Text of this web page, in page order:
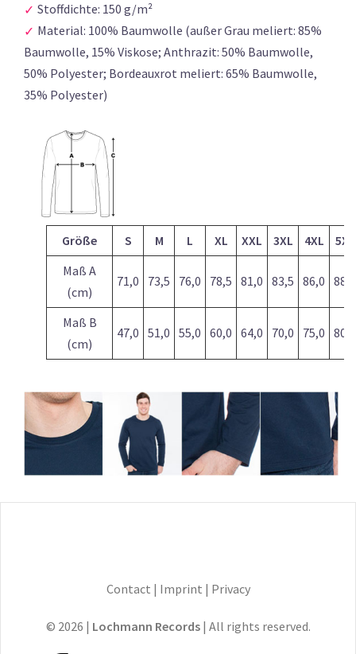
Stoffdichte: 150 g/m²
Material: 100% Baumwolle (außer Grau meliert: 85%
Baumwolle, 15% Viskose; Anthrazit: 50% Baumwolle,
50% Polyester; Bordeauxrot meliert: 65% Baumwolle,
35% Polyester)
Größe S M L XL XXL 3XL 4XL
5XL
Maß A
(cm)
71,0 73,5 76,0 78,5 81,0 83,5 86,0 88,5
Maß B
(cm)
47,0 51,0 55,0 60,0 64,0 70,0 75,0 80,0
Contact | Imprint | Privacy
© 2026 | Lochmann Records| All rights reserved.